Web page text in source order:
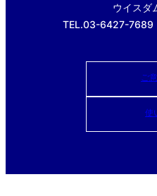
ウイスダ
TEL.03-6427-
ご
使